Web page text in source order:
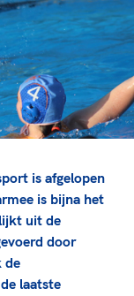
is afgelopen
is bijna het
uit de
door
de
laatste